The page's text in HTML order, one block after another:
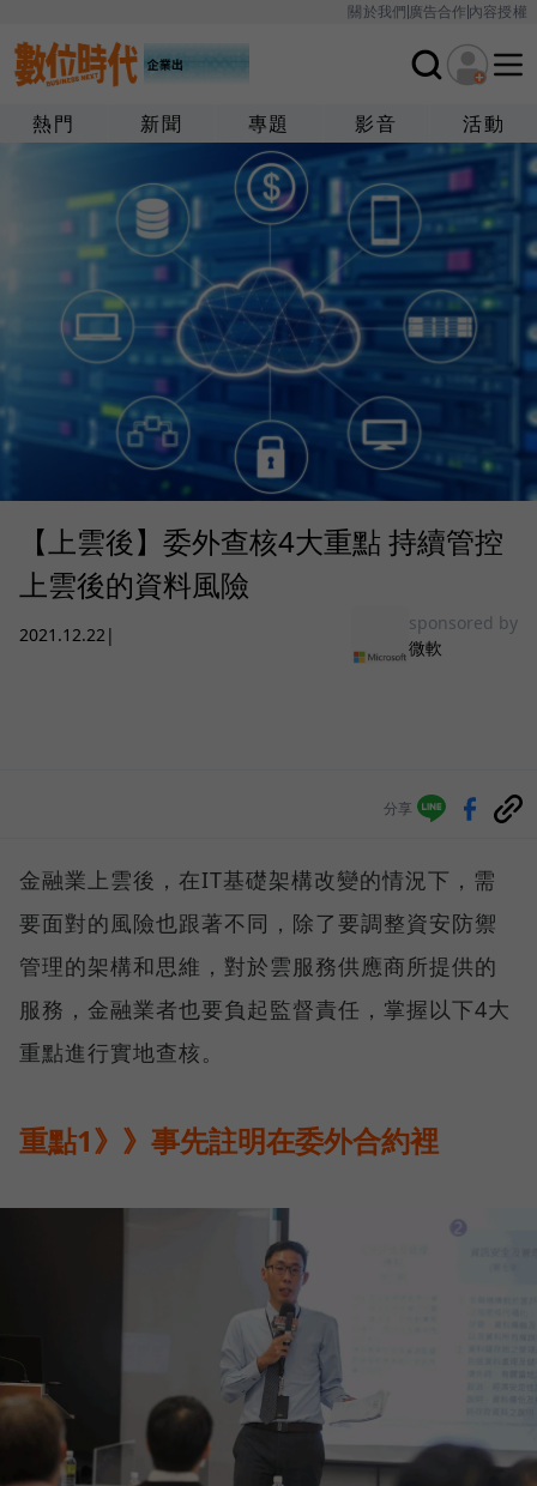
關於我們廣告合作內容授權
熱門 新聞 專題 影音 活動
【上雲後】委外查核4大重點 持續管控
上雲後的資料風險
2021.12.22|
sponsored by
微軟
分享
金融業上雲後，在IT基礎架構改變的情況下，需
要面對的風險也跟著不同，除了要調整資安防禦
管理的架構和思維，對於雲服務供應商所提供的
服務，金融業者也要負起監督責任，掌握以下4大
重點進行實地查核。
重點1》》事先註明在委外合約裡